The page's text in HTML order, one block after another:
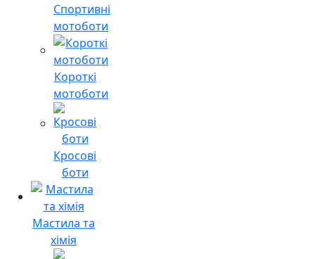
Спортивні
мотоботи
Короткі
мотоботи
Кросові
боти
Мастила та
хімія